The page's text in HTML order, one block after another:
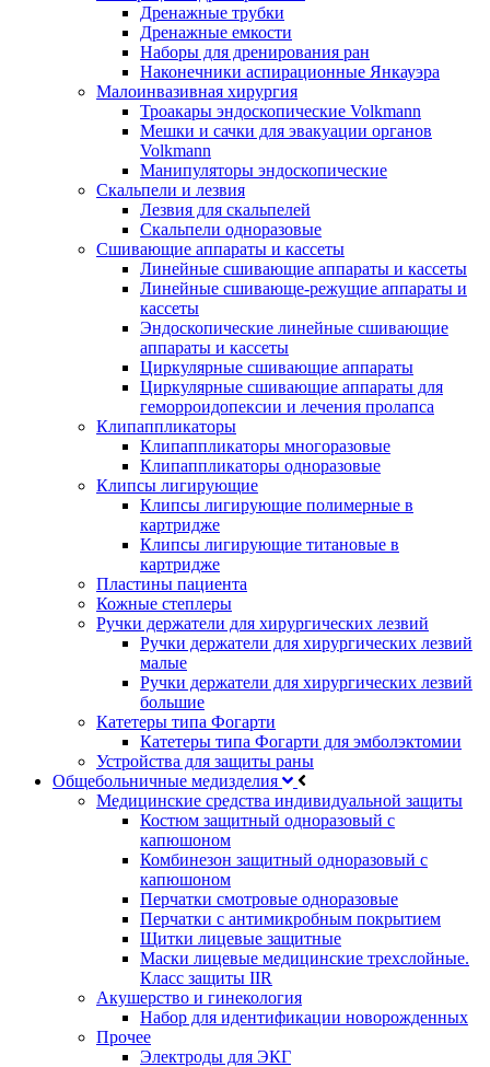
Дренажные трубки
Дренажные емкости
Наборы для дренирования ран
Наконечники аспирационные Янкауэра
Малоинвазивная хирургия
Троакары эндоскопические Volkmann
Мешки и сачки для эвакуации органов
Volkmann
Манипуляторы эндоскопические
Скальпели и лезвия
Лезвия для скальпелей
Скальпели одноразовые
Сшивающие аппараты и кассеты
Линейные сшивающие аппараты и кассеты
Линейные сшивающе-режущие аппараты и
кассеты
Эндоскопические линейные сшивающие
аппараты и кассеты
Циркулярные сшивающие аппараты
Циркулярные сшивающие аппараты для
геморроидопексии и лечения пролапса
Клипаппликаторы
Клипаппликаторы многоразовые
Клипаппликаторы одноразовые
Клипсы лигирующие
Клипсы лигирующие полимерные в
картридже
Клипсы лигирующие титановые в
картридже
Пластины пациента
Кожные степлеры
Ручки держатели для хирургических лезвий
Ручки держатели для хирургических лезвий
малые
Ручки держатели для хирургических лезвий
большие
Катетеры типа Фогарти
Катетеры типа Фогарти для эмболэктомии
Устройства для защиты раны
Общебольничные медизделия
Медицинские средства индивидуальной защиты
Костюм защитный одноразовый с
капюшоном
Комбинезон защитный одноразовый с
капюшоном
Перчатки смотровые одноразовые
Перчатки с антимикробным покрытием
Щитки лицевые защитные
Маски лицевые медицинские трехслойные.
Класс защиты IIR
Акушерство и гинекология
Набор для идентификации новорожденных
Прочее
Электроды для ЭКГ